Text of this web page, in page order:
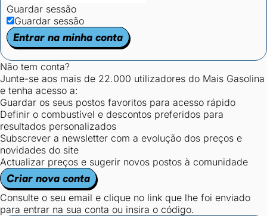
Guardar sessão
Guardar sessão
Entrar na minha conta
Não tem conta?
Junte-se aos mais de 22.000 utilizadores do Mais Gasolina
e tenha acesso a:
Guardar os seus postos favoritos para acesso rápido
Definir o combustível e descontos preferidos para
resultados personalizados
Subscrever a newsletter com a evolução dos preços e
novidades do site
Actualizar preços e sugerir novos postos à comunidade
Criar nova conta
Consulte o seu email e clique no link que lhe foi enviado
para entrar na sua conta ou insira o código.